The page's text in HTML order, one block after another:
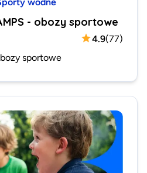
- obozy sportowe
4.9(77)
sportowe